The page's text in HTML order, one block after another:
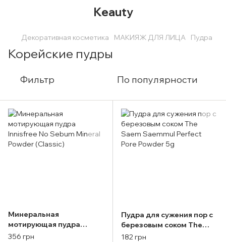
Keauty
Декоративная косметика МАКИЯЖ ДЛЯ ЛИЦА Пудра
Корейские пудры
Фильтр По популярности
Минеральная
мотирующая пудра
Innisfree No Sebum
356 грн
Пудра для сужения пор с
березовым соком The
Saem Saemmul Perfect
182 грн